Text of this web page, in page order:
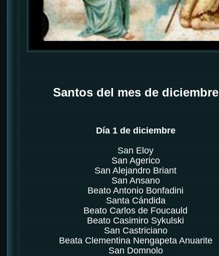
Santos del mes de diciembre
Día 1 de diciembre
San Eloy
San Agerico
San Alejandro Briant
San Ansano
Beato Antonio Bonfadini
Santa Cándida
Beato Carlos de Foucauld
Beato Casimiro Sykulski
San Castriciano
Beata Clementina Nengapeta Anuarite
San Domnolo